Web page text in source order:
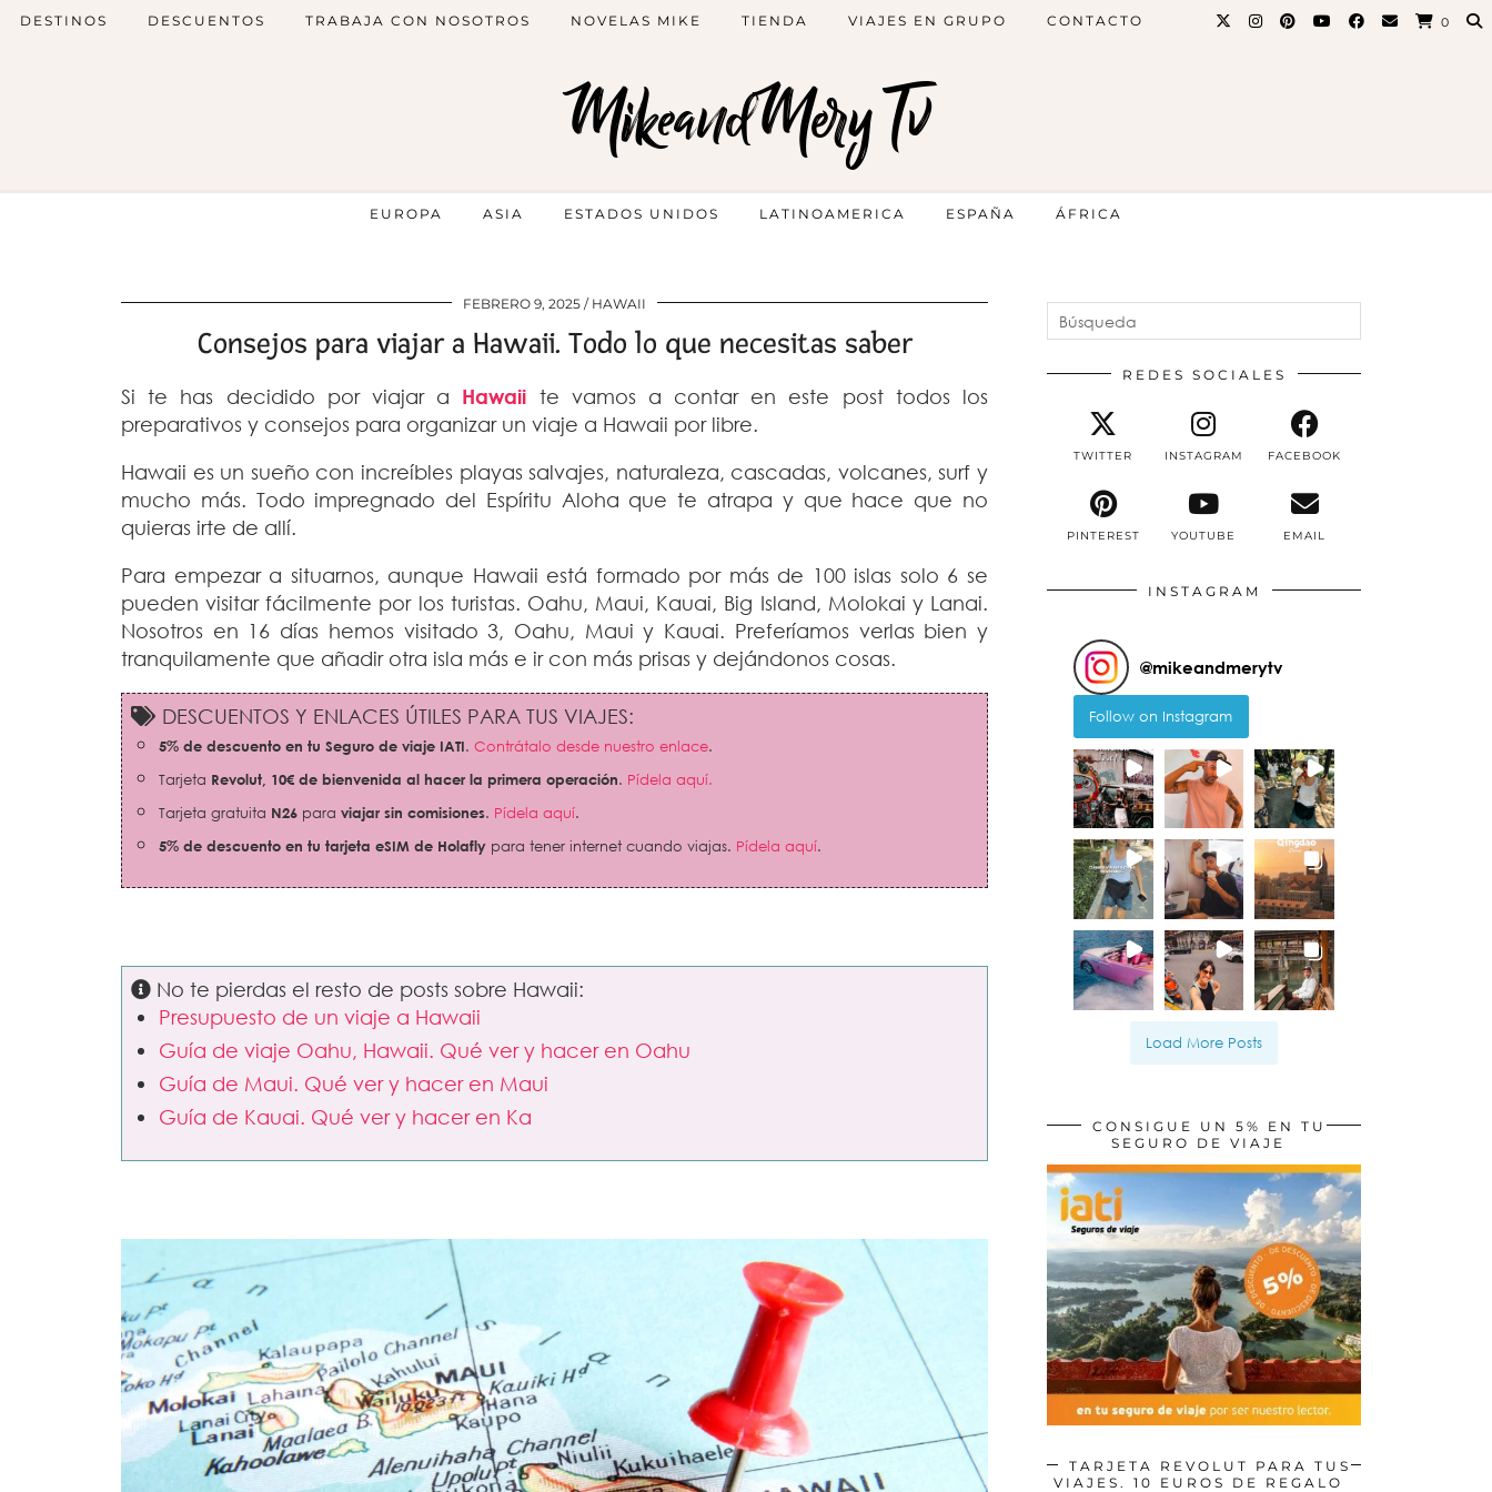
MikeandMery Tv
DESTINOS DESCUENTOS TRABAJA CON NOSOTROS NOVELAS MIKE TIENDA VIAJES EN GRUPO CONTACTO 0
EUROPA ASIA ESTADOS UNIDOS LATINOAMERICA ESPAÑA ÁFRICA
FEBRERO 9, 2025 HAWAII
Consejos para viajar a Hawaii. Todo lo que necesitas saber
Si te has decidido por viajar a Hawaii te vamos a contar en este post todos los
preparativos y consejos para organizar un viaje a Hawaii por libre.
Hawaii es un sueño con increíbles playas salvajes, naturaleza, cascadas, volcanes, surf y
mucho más. Todo impregnado del Espíritu Aloha que te atrapa y que hace que no
quieras irte de allí.
Para empezar a situarnos, aunque Hawaii está formado por más de 100 islas solo 6 se
pueden visitar fácilmente por los turistas. Oahu, Maui, Kauai, Big Island, Molokai y Lanai.
Nosotros en 16 días hemos visitado 3, Oahu, Maui y Kauai. Preferíamos verlas bien y
tranquilamente que añadir otra isla más e ir con más prisas y dejándonos cosas.
DESCUENTOS Y ENLACES ÚTILES PARA TUS VIAJES:
5% de descuento en tu Seguro de viaje IATI. Contrátalo desde nuestro enlace.
Tarjeta Revolut, 10€ de bienvenida al hacer la primera operación. Pídela aquí.
Tarjeta gratuita N26 para viajar sin comisiones. Pídela aquí.
5% de descuento en tu tarjeta eSIM de Holafly para tener internet cuando viajas. Pídela aquí.
No te pierdas el resto de posts sobre Hawaii:
Presupuesto de un viaje a Hawaii
Guía de viaje Oahu, Hawaii. Qué ver y hacer en Oahu
Guía de Maui. Qué ver y hacer en Maui
Guía de Kauai. Qué ver y hacer en Ka
REDES SOCIALES
TWITTER INSTAGRAM FACEBOOK
PINTEREST YOUTUBE EMAIL
INSTAGRAM
@mikeandmerytv
Follow on Instagram
Load More Posts
CONSIGUE UN 5% EN TU
SEGURO DE VIAJE
TARJETA REVOLUT PARA TUS
VIAJES. 10 EUROS DE REGALO